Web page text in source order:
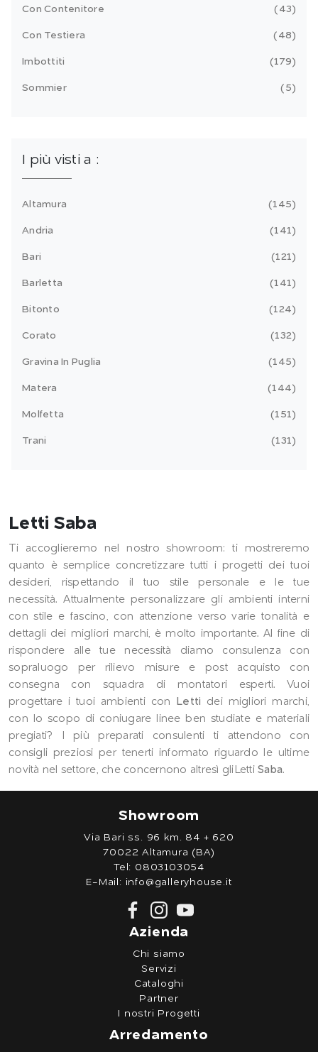
Con Contenitore 43
Con Testiera 48
Imbottiti 179
Sommier 5
I più visti a :
Altamura 145
Andria 141
Bari 121
Barletta 141
Bitonto 124
Corato 132
Gravina In Puglia 145
Matera 144
Molfetta 151
Trani 131
Letti Saba
Ti accoglieremo nel nostro showroom: ti mostreremo
quanto è semplice concretizzare tutti i progetti dei tuoi
desideri, rispettando il tuo stile personale e le tue
necessità. Attualmente personalizzare gli ambienti interni
con stile e fascino, con attenzione verso varie tonalità e
dettagli dei migliori marchi, è molto importante. Al fine di
rispondere alle tue necessità diamo consulenza con
sopraluogo per rilievo misure e post acquisto con
consegna con squadra di montatori esperti. Vuoi
progettare i tuoi ambienti con Letti dei migliori marchi,
con lo scopo di coniugare linee ben studiate e materiali
pregiati? I più preparati consulenti ti attendono con
consigli preziosi per tenerti informato riguardo le ultime
novità nel settore, che concernono altresì gliLetti Saba.
Showroom
Via Bari ss. 96 km. 84 + 620
70022 Altamura (BA)
Tel: 0803103054
E-Mail: info@galleryhouse.it
Azienda
Chi siamo
Servizi
Cataloghi
Partner
I nostri Progetti
Arredamento